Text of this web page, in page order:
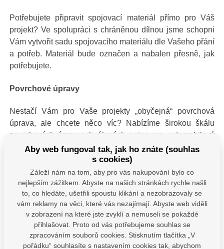
Potřebujete připravit spojovací materiál přímo pro Váš
projekt? Ve spolupráci s chráněnou dílnou jsme schopni
Vám vytvořit sadu spojovacího materiálu dle Vašeho přání
a potřeb. Materiál bude označen a nabalen přesně, jak
potřebujete.
Povrchové úpravy
Nestačí Vám pro Vaše projekty „obyčejná“ povrchová
úprava, ale chcete něco víc? Nabízíme širokou škálu
povrchových úprav schválených nejen pro automobilový
průmysl. Pokovujeme materiály do pevnosti 12.9 s
maximální odolností 1 000 h. v různých barvách.
Výroba dle výkresu
Potřebujete vyrobit spojovací materiál dle výkresu?
Neváhejte nám poslat svou dokumentaci. Dle
poptávaného množství zajistíme výrobu v EU nebo u
našich obchodních partnerů po celém světě. Jsme
Aby web fungoval tak, jak ho znáte (souhlas
s cookies)
Záleží nám na tom, aby pro vás nakupování bylo co
nejlepším zážitkem. Abyste na našich stránkách rychle našli
to, co hledáte, ušetřili spoustu klikání a nezobrazovaly se
vám reklamy na věci, které vás nezajímají. Abyste web viděli
v zobrazení na které jste zvyklí a nemuseli se pokaždé
přihlašovat. Proto od vás potřebujeme souhlas se
zpracováním souborů cookies. Stisknutím tlačítka „V
pořádku“ souhlasíte s nastavením cookies tak, abychom